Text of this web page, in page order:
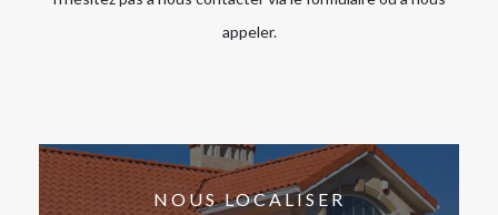
appeler.
NOUS LOCALISER